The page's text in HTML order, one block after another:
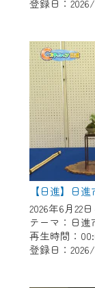
登録日：
【日進】日
2026年6月22
テーマ：日進
再生時間：
登録日：
各種サー
で設定で
（Gmailや
スでも作
※マイペー
録はこちら
※CCNetア
ご視聴い
＜メンテ
ンテナンス